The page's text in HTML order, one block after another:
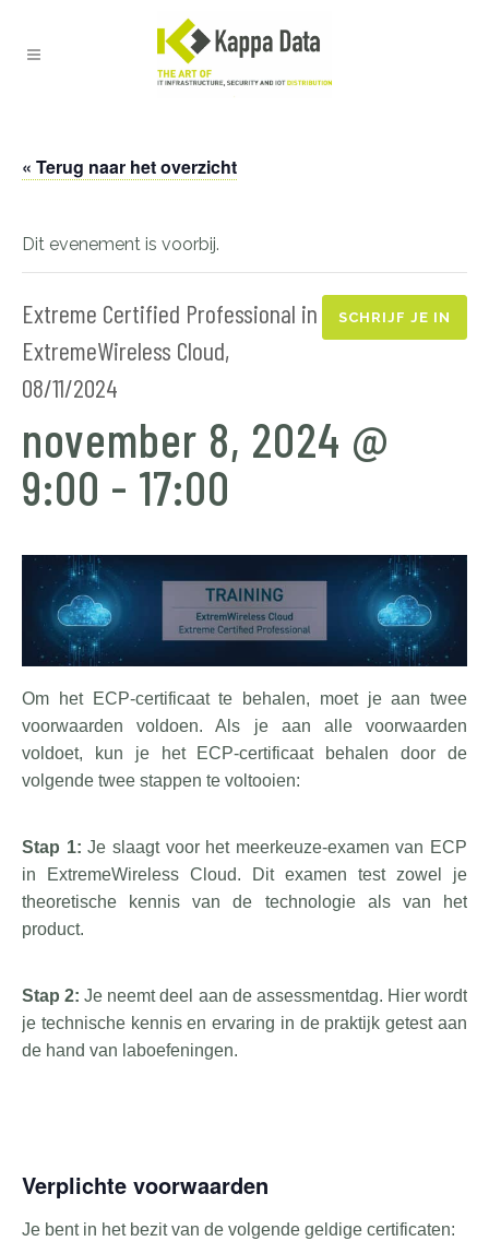
« Terug naar het overzicht
Dit evenement is voorbij.
SCHRIJF JE IN
Extreme Certified Professional in
ExtremeWireless Cloud,
08/11/2024
november 8, 2024 @
9:00 - 17:00
Om het ECP-certificaat te behalen, moet je aan twee
voorwaarden voldoen. Als je aan alle voorwaarden
voldoet, kun je het ECP-certificaat behalen door de
volgende twee stappen te voltooien:
Stap 1:Je slaagt voor het meerkeuze-examen van ECP
in ExtremeWireless Cloud. Dit examen test zowel je
theoretische kennis van de technologie als van het
product.
Stap 2:Je neemt deel aan de assessmentdag. Hier wordt
je technische kennis en ervaring in de praktijk getest aan
de hand van laboefeningen.
Verplichte voorwaarden
Je bent in het bezit van de volgende geldige certificaten: